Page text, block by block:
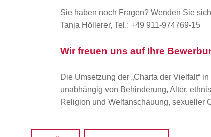
Sie haben noch Fragen? Wenden Sie
Tanja Höllerer, Tel.: +49 911-974769-15
Wir freuen uns auf Ihre
Die Umsetzung der „Charta der Vielfalt“
unabhängig von Behinderung, Alter,
Religion und Weltanschauung, sexueller